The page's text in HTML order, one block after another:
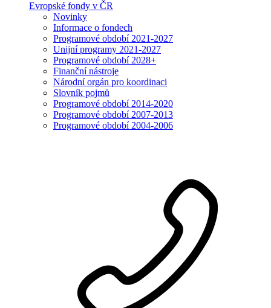
Evropské fondy v ČR
Novinky
Informace o fondech
Programové období 2021-2027
Unijní programy 2021-2027
Programové období 2028+
Finanční nástroje
Národní orgán pro koordinaci
Slovník pojmů
Programové období 2014-2020
Programové období 2007-2013
Programové období 2004-2006